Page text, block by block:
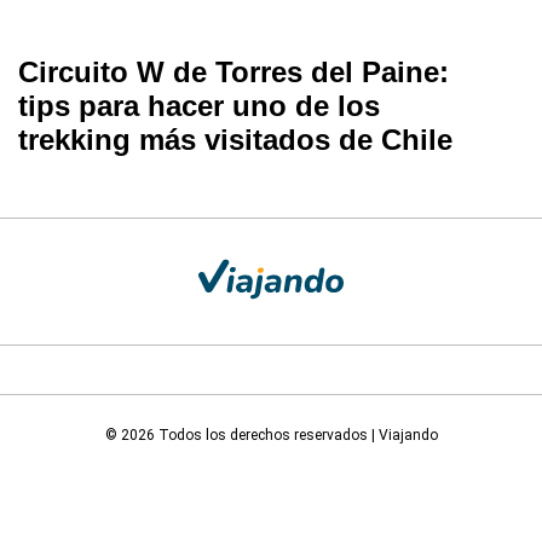
Circuito W de Torres del Paine:
tips para hacer uno de los
trekking más visitados de Chile
© 2026 Todos los derechos reservados | Viajando